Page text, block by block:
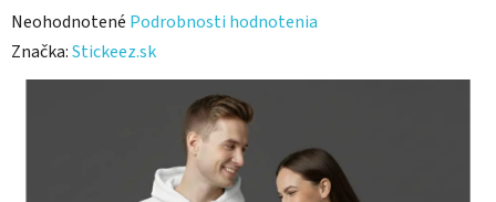
Priemerné
hodnotenie
produktu
Neohodnotené Podrobnosti hodnotenia
Značka:Stickeez.sk